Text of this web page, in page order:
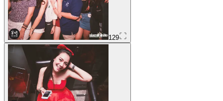
129